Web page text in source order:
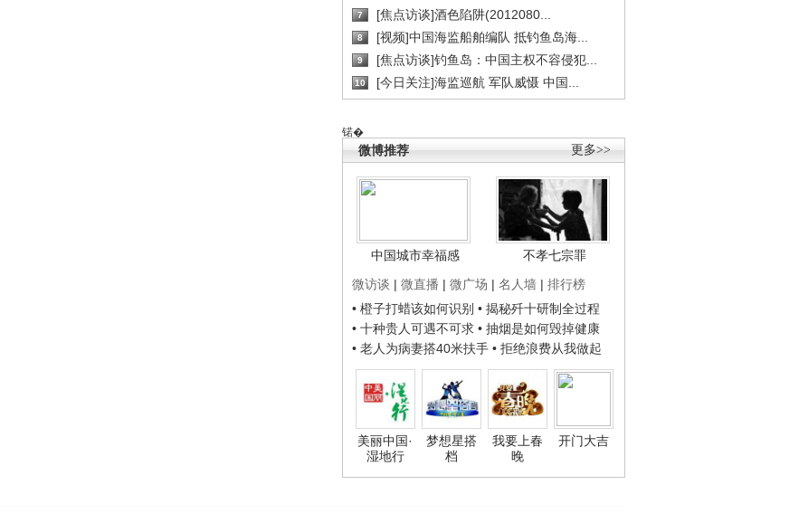
7 [焦点访谈]酒色陷阱(2012080...
8 [视频]中国海监船舶编队 抵钓鱼岛海...
9 [焦点访谈]钓鱼岛：中国主权不容侵犯...
10 [今日关注]海监巡航 军队威慑 中国...
锘�
更多>>
微博推荐
中国城市幸福感
不孝七宗罪
微访谈 | 微直播 | 微广场 | 名人墙 | 排行榜
• 橙子打蜡该如何识别 • 揭秘歼十研制全过程
• 十种贵人可遇不可求 • 抽烟是如何毁掉健康
• 老人为病妻搭40米扶手 • 拒绝浪费从我做起
美丽中国·
湿地行
梦想星搭
档
我要上春
晚
开门大吉